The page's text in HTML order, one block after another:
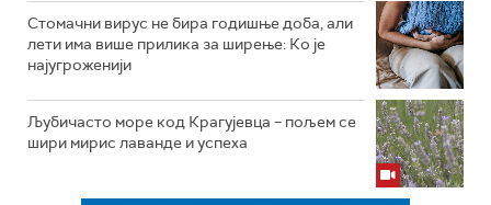
Стомачни вирус не бира годишње доба, али
лети има више прилика за ширење: Ко је
најугроженији
Љубичасто море код Крагујевца – пољем се
шири мирис лаванде и успеха